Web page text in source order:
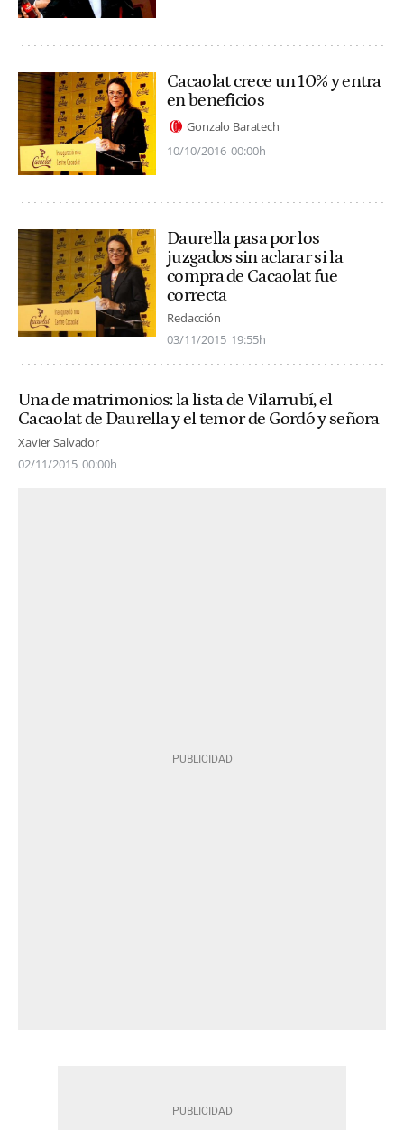
Cacaolat crece un 10% y entra
en beneficios
Gonzalo Baratech
10/10/2016 00:00h
Daurella pasa por los
juzgados sin aclarar si la
compra de Cacaolat fue
correcta
Redacción
03/11/2015 19:55h
Una de matrimonios: la lista de Vilarrubí, el
Cacaolat de Daurella y el temor de Gordó y señora
Xavier Salvador
02/11/2015 00:00h